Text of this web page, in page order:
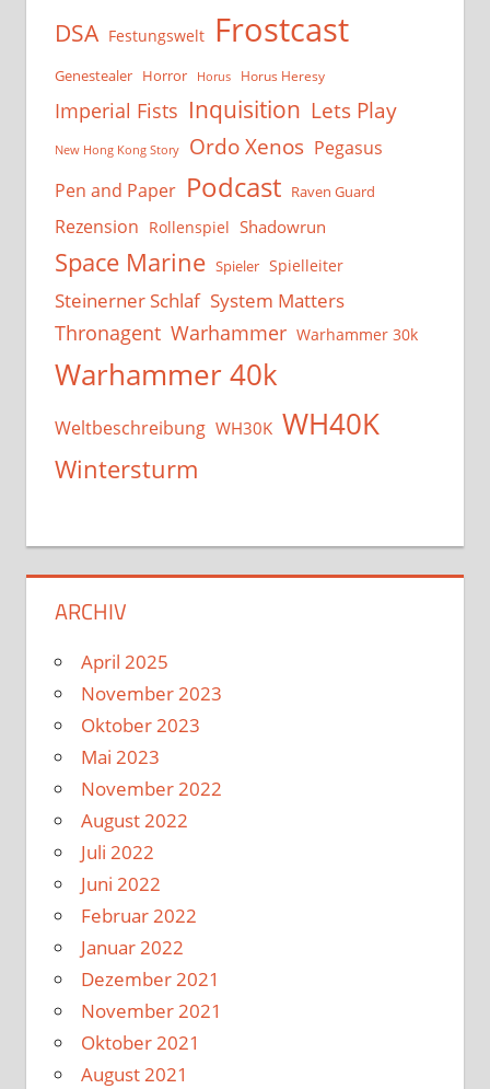
DSA Festungswelt Frostcast
Genestealer Horror Horus Horus Heresy
Imperial Fists Inquisition Lets Play
New Hong Kong Story Ordo Xenos Pegasus
Pen and Paper Podcast Raven Guard
Rezension Rollenspiel Shadowrun
Space Marine Spieler Spielleiter
Steinerner Schlaf System Matters
Thronagent Warhammer Warhammer 30k
Warhammer 40k
Weltbeschreibung WH30K WH40K
Wintersturm
ARCHIV
April 2025
November 2023
Oktober 2023
Mai 2023
November 2022
August 2022
Juli 2022
Juni 2022
Februar 2022
Januar 2022
Dezember 2021
November 2021
Oktober 2021
August 2021